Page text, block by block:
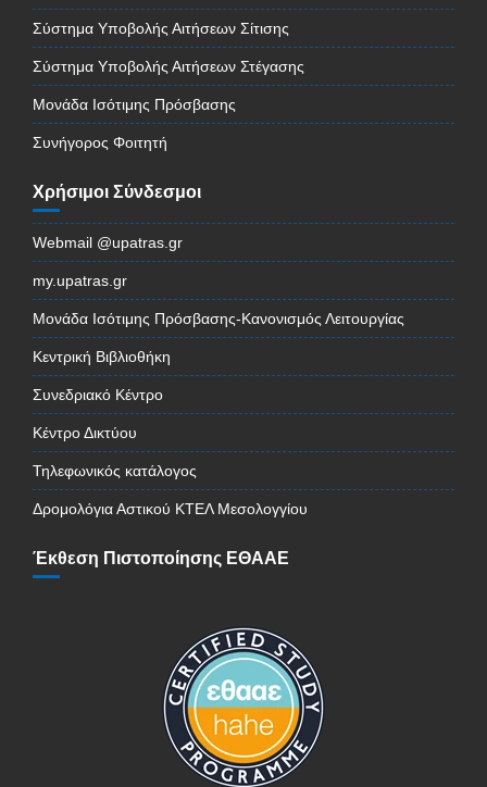
Σύστημα Υποβολής Αιτήσεων Σίτισης
Σύστημα Υποβολής Αιτήσεων Στέγασης
Μονάδα Ισότιμης Πρόσβασης
Συνήγορος Φοιτητή
Χρήσιμοι Σύνδεσμοι
Webmail @upatras.gr
my.upatras.gr
Μονάδα Ισότιμης Πρόσβασης-Κανονισμός Λειτουργίας
Κεντρική Βιβλιοθήκη
Συνεδριακό Κέντρο
Κέντρο Δικτύου
Τηλεφωνικός κατάλογος
Δρομολόγια Αστικού ΚΤΕΛ Μεσολογγίου
Έκθεση Πιστοποίησης ΕΘΑΑΕ